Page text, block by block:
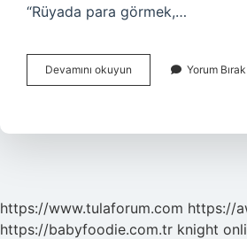
“Rüyada para görmek,…
Devamını okuyun
Tanıdık
Vermesi
Yorum Bırak
https://www.tulaforum.com https://
https://babyfoodie.com.tr knight